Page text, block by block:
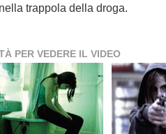
trappola della droga.
PER VEDERE IL VIDEO